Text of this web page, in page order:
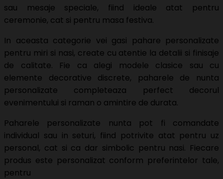
sau mesaje speciale, fiind ideale atat pentru
ceremonie, cat si pentru masa festiva.
In aceasta categorie vei gasi pahare personalizate
pentru miri si nasi, create cu atentie la detalii si finisaje
de calitate. Fie ca alegi modele clasice sau cu
elemente decorative discrete, paharele de nunta
personalizate completeaza perfect decorul
evenimentului si raman o amintire de durata.
Paharele personalizate nunta pot fi comandate
individual sau in seturi, fiind potrivite atat pentru uz
personal, cat si ca dar simbolic pentru nasi. Fiecare
produs este personalizat conform preferintelor tale,
pentru